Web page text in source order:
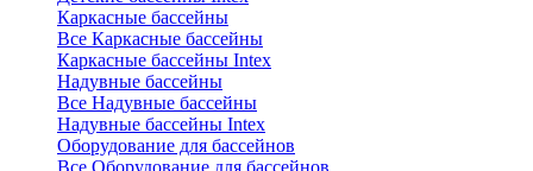
Каркасные бассейны
Все Каркасные бассейны
Каркасные бассейны Intex
Надувные бассейны
Все Надувные бассейны
Надувные бассейны Intex
Оборудование для бассейнов
Все Оборудование для бассейнов